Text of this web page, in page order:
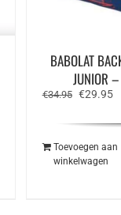
BABOLAT
JUNIOR
€34.95 €29.95
Toevoegen aan
winkelwagen